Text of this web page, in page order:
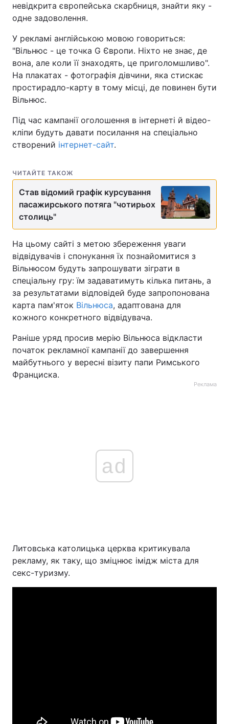
невідкрита європейська скарбниця, знайти яку -
одне задоволення.
У рекламі англійською мовою говориться:
"Вільнюс - це точка G Європи. Ніхто не знає, де
вона, але коли її знаходять, це приголомшливо".
На плакатах - фотографія дівчини, яка стискає
простирадло-карту в тому місці, де повинен бути
Вільнюс.
Під час кампанії оголошення в інтернеті й відео-
кліпи будуть давати посилання на спеціально
створений інтернет-сайт.
ЧИТАЙТЕ ТАКОЖ
Став відомий графік курсування
пасажирського потяга "чотирьох
столиць"
На цьому сайті з метою збереження уваги
відвідувачів і спонукання їх познайомитися з
Вільнюсом будуть запрошувати зіграти в
спеціальну гру: їм задаватимуть кілька питань, а
за результатами відповідей буде запропонована
карта пам'яток Вільнюса, адаптована для
кожного конкретного відвідувача.
Раніше уряд просив мерію Вільнюса відкласти
початок рекламної кампанії до завершення
майбутнього у вересні візиту папи Римського
Франциска.
Реклама
ad
Литовська католицька церква критикувала
рекламу, як таку, що зміцнює імідж міста для
секс-туризму.